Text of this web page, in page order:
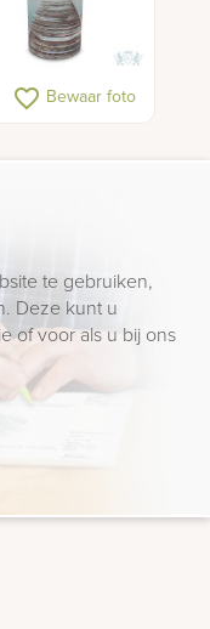
favorite_border Bewaar foto
te gebruiken,
Deze kunt u
of voor als u bij ons